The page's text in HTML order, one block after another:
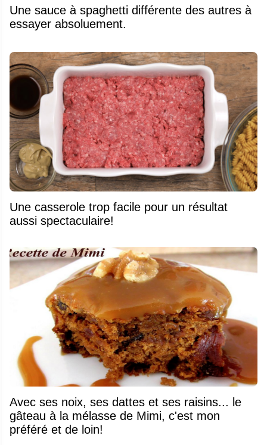
Une sauce à spaghetti différente des autres à
essayer absoluement.
Une casserole trop facile pour un résultat
aussi spectaculaire!
Avec ses noix, ses dattes et ses raisins... le
gâteau à la mélasse de Mimi, c'est mon
préféré et de loin!